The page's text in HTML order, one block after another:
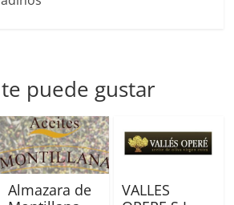
puede gustar
Almazara de
VALLES